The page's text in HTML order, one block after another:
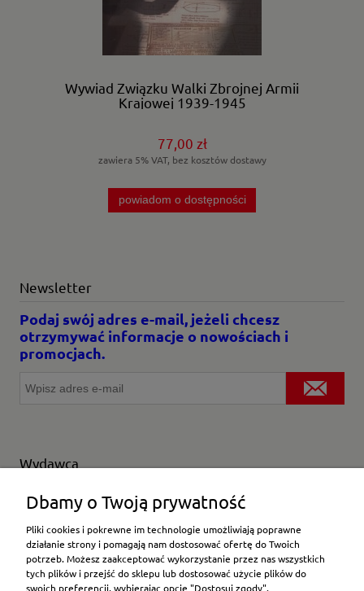
Wywiad Związku Walki Zbrojnej Armii
Krajowej 1939-1945
77,00 zł
zawiera 5% VAT, bez kosztów dostawy
powiadom o dostępności
Newsletter
Podaj swój adres e-mail, jeżeli chcesz
otrzymywać informacje o nowościach i
promocjach.
Wydawca
Wybierz producenta
Moje konto
Dbamy o Twoją prywatność
Pliki cookies i pokrewne im technologie umożliwiają poprawne
działanie strony i pomagają nam dostosować ofertę do Twoich
potrzeb. Możesz zaakceptować wykorzystanie przez nas wszystkich
tych plików i przejść do sklepu lub dostosować użycie plików do
swoich preferencji, wybierając opcję "Dostosuj zgody".